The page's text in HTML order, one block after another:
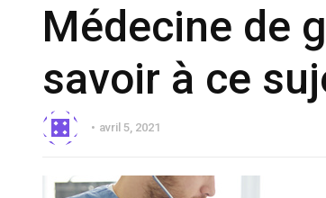
Médecine de
savoir à ce
avril 5, 2021